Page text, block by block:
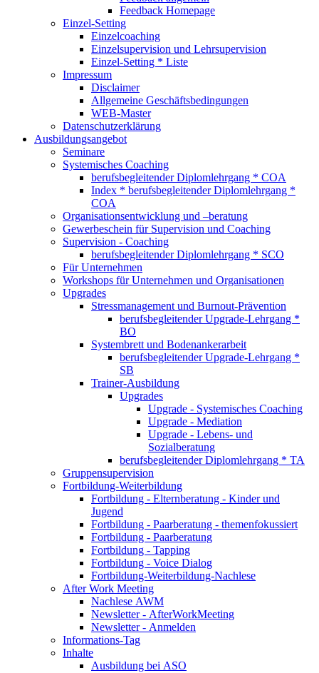
Feedback Homepage
Einzel-Setting
Einzelcoaching
Einzelsupervision und Lehrsupervision
Einzel-Setting * Liste
Impressum
Disclaimer
Allgemeine Geschäftsbedingungen
WEB-Master
Datenschutzerklärung
Ausbildungsangebot
Seminare
Systemisches Coaching
berufsbegleitender Diplomlehrgang * COA
Index * berufsbegleitender Diplomlehrgang *
COA
Organisationsentwicklung und –beratung
Gewerbeschein für Supervision und Coaching
Supervision - Coaching
berufsbegleitender Diplomlehrgang * SCO
Für Unternehmen
Workshops für Unternehmen und Organisationen
Upgrades
Stressmanagement und Burnout-Prävention
berufsbegleitender Upgrade-Lehrgang *
BO
Systembrett und Bodenankerarbeit
berufsbegleitender Upgrade-Lehrgang *
SB
Trainer-Ausbildung
Upgrades
Upgrade - Systemisches Coaching
Upgrade - Mediation
Upgrade - Lebens- und
Sozialberatung
berufsbegleitender Diplomlehrgang * TA
Gruppensupervision
Fortbildung-Weiterbildung
Fortbildung - Elternberatung - Kinder und
Jugend
Fortbildung - Paarberatung - themenfokussiert
Fortbildung - Paarberatung
Fortbildung - Tapping
Fortbildung - Voice Dialog
Fortbildung-Weiterbildung-Nachlese
After Work Meeting
Nachlese AWM
Newsletter - AfterWorkMeeting
Newsletter - Anmelden
Informations-Tag
Inhalte
Ausbildung bei ASO